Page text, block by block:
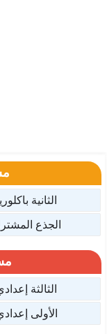
الثانية
الجذع
الثالثة
الأولى